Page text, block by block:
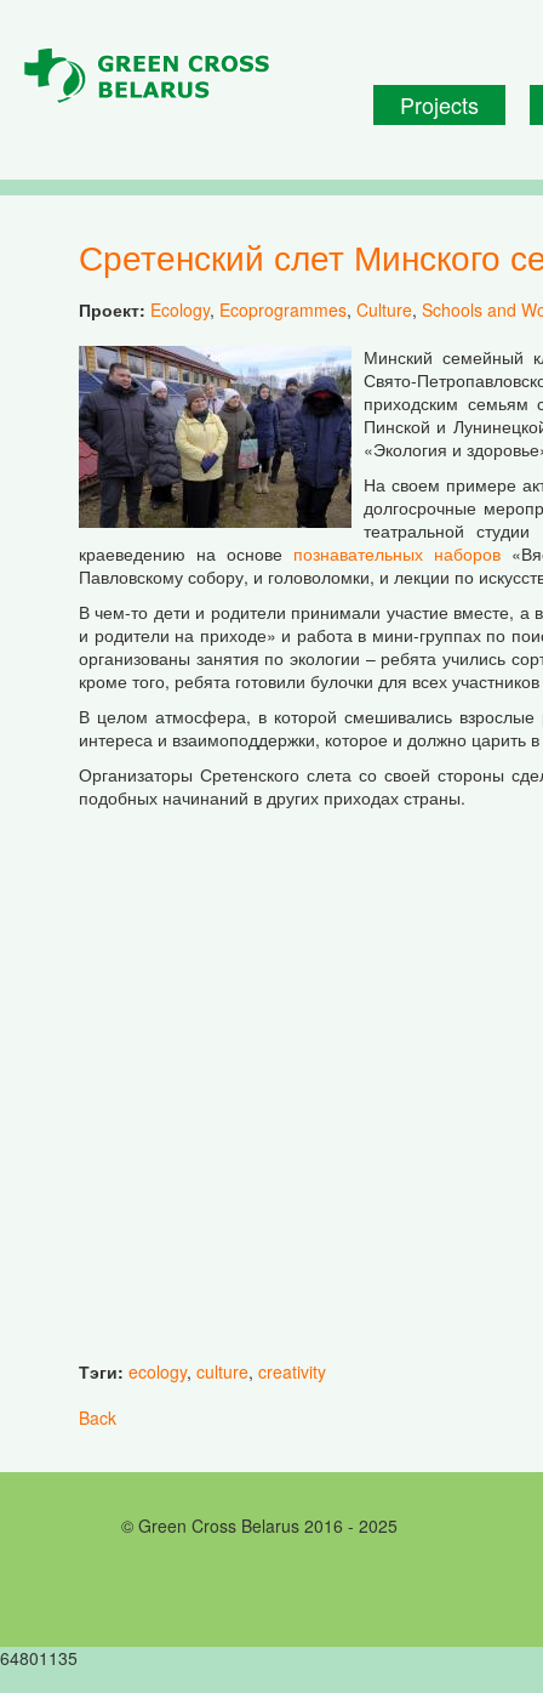
Projects
Сретенский слет Минского
Проект: Ecology, Ecoprogrammes, Culture, Schools and
Минский семейный
Свято-
приходским семьям
Пинской и
«Экология и
На своем примере
долгосрочные
театральной
краеведению на основе познавательных наборов
Павловскому собору, и головоломки, и лекции по
В чем-то дети и родители принимали участие вместе,
и родители на приходе» и работа в мини-группах по
организованы занятия по экологии – ребята учились
кроме того, ребята готовили булочки для всех
В целом атмосфера, в которой смешивались взрослые
интереса и взаимоподдержки, которое и должно царить
Организаторы Сретенского слета со своей стороны
подобных начинаний в других приходах страны.
Тэги: ecology, culture, creativity
Back
© Green Cross Belarus 2016 - 2025
64801135